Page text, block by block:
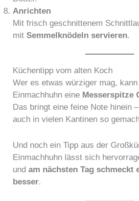
Anrichten
Mit frisch geschnittenem
mitSemmelknödeln servieren.
Küchentipp vom alten Koch
Wer es etwas würziger mag, kann
Einmachhuhn eine Messerspitze
Das bringt eine feine Note hinein
auch in vielen Kantinen so
Und noch ein Tipp aus der
Einmachhuhn lässt sich
undam nächsten Tag schmeckt
besser.